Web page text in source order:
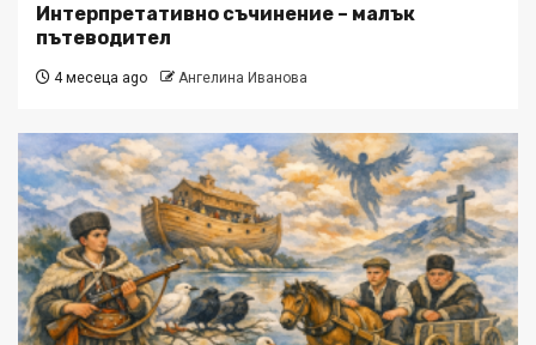
Интерпретативно съчинение – малък
пътеводител
4 месеца ago Ангелина Иванова